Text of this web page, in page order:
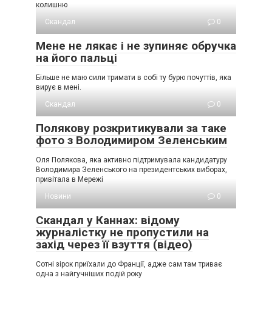
колишню
Скандал
0
Мене не лякає і не зупиняє обручка
на його пальці
Більше не маю сили тримати в собі ту бурю почуттів, яка
вирує в мені.
Скандал
0
Полякову розкритикували за таке
фото з Володимиром Зеленським
Оля Полякова, яка активно підтримувала кандидатуру
Володимира Зеленського на президентських виборах,
привітала в Мережі
Новини
0
Скандал у Каннах: відому
журналістку не пропустили на
захід через її взуття (відео)
Сотні зірок приїхали до Франції, адже сам там триває
одна з найгучніших подій року